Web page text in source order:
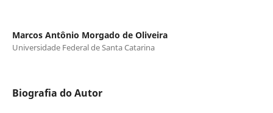
Marcos Antônio Morgado de Oliveira
Universidade Federal de Santa Catarina
Biografia do Autor